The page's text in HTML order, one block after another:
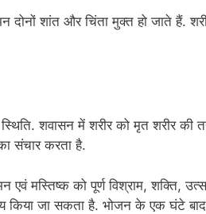
शांत और चिंता मुक्त हो जाते हैं.
शवासन में शरीर को मृत शरीर की
संचार करता है.
मस्तिष्क को पूर्ण विश्राम, शक्ति,
जा सकता है. भोजन के एक घंटे बाद